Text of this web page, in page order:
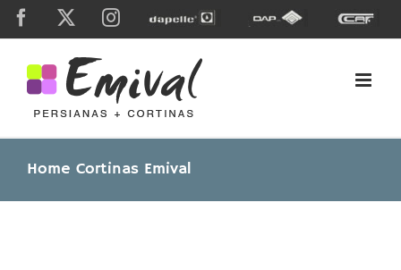
Skip
Facebook Instagram
Dapelle
Grupo
Dap
Caf
Home Cortinas Emival